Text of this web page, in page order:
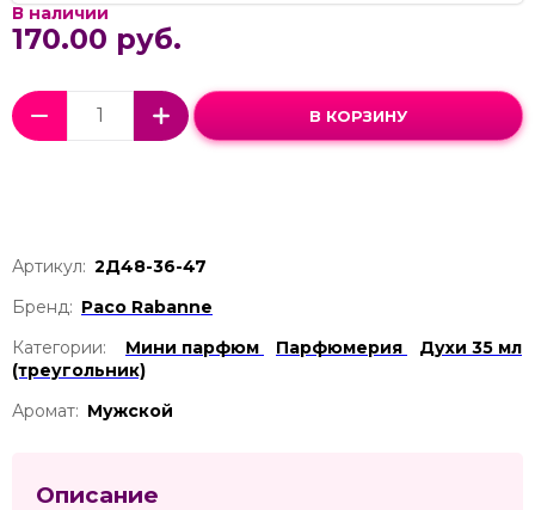
В наличии
170.00 руб.
В КОРЗИНУ
Артикул: 2Д48-36-47
Бренд: Paco Rabanne
Категории:
Мини парфюм Парфюмерия
Духи 35 мл
(треугольник)
Аромат: Мужской
Описание